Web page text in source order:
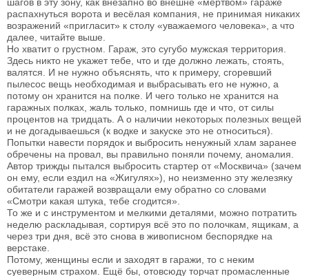
шагов в эту зону, как внезапно во внешне «мёртвом» гараже
распахнуться ворота и весёлая компания, не принимая никаких
возражений «пригласит» к столу «уважаемого человека», а что
далее, читайте выше.
Но хватит о грустном. Гараж, это сугубо мужская территория.
Здесь никто не укажет тебе, что и где должно лежать, стоять,
валятся. И не нужно объяснять, что к примеру, сгоревший
пылесос вещь необходимая и выбрасывать его не нужно, а
потому он хранится на полке. И чего только не хранится на
гаражных полках, жаль только, помнишь где и что, от силы
процентов на тридцать. А о наличии некоторых полезных вещей
и не догадываешься (к водке и закуске это не относиться).
Попытки навести порядок и выбросить ненужный хлам заранее
обречены на провал, вы правильно поняли почему, аномалия.
Автор трижды пытался выбросить стартер от «Москвича» (зачем
он ему, если ездил на «Жигулях»), но неизменно эту железяку
обитатели гаражей возвращали ему обратно со словами
«Смотри какая штука, тебе сгодится».
То же и с инструментом и мелкими деталями, можно потратить
неделю раскладывая, сортируя всё это по полочкам, ящикам, а
через три дня, всё это снова в живописном беспорядке на
верстаке.
Потому, женщины если и заходят в гаражи, то с неким
суеверным страхом. Ещё бы, отовсюду торчат промасленные